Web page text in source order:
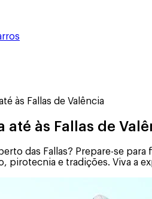
às Fallas de Valência
até às Fallas de
das Fallas? Prepare-se
pirotecnia e tradições. Viva a